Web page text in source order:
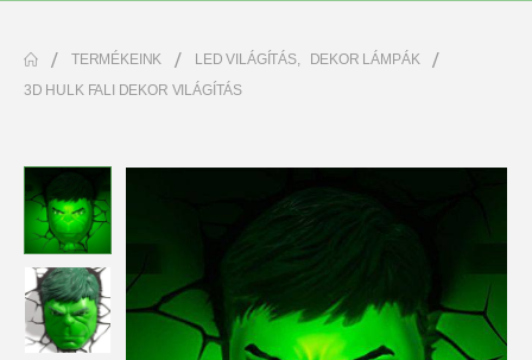
TERMÉKEINK LED VILÁGÍTÁS,
DEKOR LÁMPÁK
3D HULK FALI DEKOR VILÁGÍTÁS